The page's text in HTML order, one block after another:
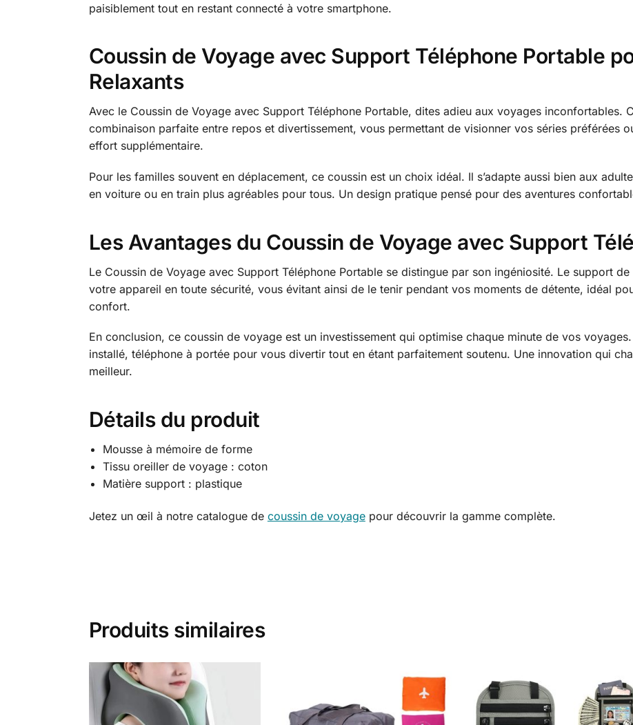
paisiblement tout en restant connecté à votre smartphone.
Coussin de Voyage avec Support Téléphone Portable
Relaxants
Avec le Coussin de Voyage avec Support Téléphone Portable, dites adieu aux voyages inconfortables.
combinaison parfaite entre repos et divertissement, vous permettant de visionner vos séries préférées
effort supplémentaire.
Pour les familles souvent en déplacement, ce coussin est un choix idéal. Il s’adapte aussi bien aux
en voiture ou en train plus agréables pour tous. Un design pratique pensé pour des aventures
Les Avantages du Coussin de Voyage avec Support
Le Coussin de Voyage avec Support Téléphone Portable se distingue par son ingéniosité. Le support
votre appareil en toute sécurité, vous évitant ainsi de le tenir pendant vos moments de détente, idéal
confort.
En conclusion, ce coussin de voyage est un investissement qui optimise chaque minute de vos
installé, téléphone à portée pour vous divertir tout en étant parfaitement soutenu. Une innovation qui
meilleur.
Détails du produit
Mousse à mémoire de forme
Tissu oreiller de voyage : coton
Matière support : plastique
Jetez un œil à notre catalogue de coussin de voyagepour découvrir la gamme complète.
Produits similaires